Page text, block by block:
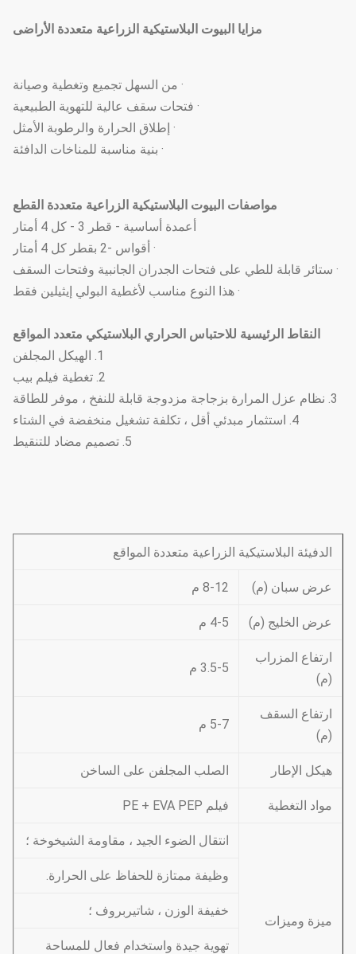
مزايا البيوت البلاستيكية الزراعية متعددة الأراضى
· من السهل تجميع وتغطية وصيانة
· فتحات سقف عالية للتهوية الطبيعية
· إطلاق الحرارة والرطوبة الأمثل
· بنية مناسبة للمناخات الدافئة
مواصفات البيوت البلاستيكية الزراعية متعددة القطع
أعمدة أساسية - قطر 3 - كل 4 أمتار
· أقواس -2 بقطر كل 4 أمتار
· ستائر قابلة للطي على فتحات الجدران الجانبية وفتحات السقف
· هذا النوع مناسب لأغطية البولي إيثيلين فقط
النقاط الرئيسية للاحتباس الحراري البلاستيكي متعدد المواقع
1. الهيكل المجلفن
2. تغطية فيلم بيب
3. نظام عزل المرارة بزجاجة مزدوجة قابلة للنفخ ، موفر للطاقة
4. استثمار مبدئي أقل ، تكلفة تشغيل منخفضة في الشتاء
5. تصميم مضاد للتنقيط
الدفيئة البلاستيكية الزراعية متعددة المواقع
عرض سبان (م) 8-12 م
عرض الخليج (م) 4-5 م
ارتفاع المزراب
(م)
3.5-5 م
ارتفاع السقف
(م)
5-7 م
هيكل الإطار الصلب المجلفن على الساخن
مواد التغطية فيلم PE + EVA PEP
ميزة وميزات
انتقال الضوء الجيد ، مقاومة الشيخوخة ؛
وظيفة ممتازة للحفاظ على الحرارة.
خفيفة الوزن ، شاتيربروف ؛
تهوية جيدة واستخدام فعال للمساحة